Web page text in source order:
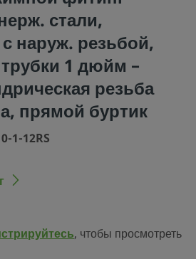
Стандартная инструкция по очистке и
(SC-10)
1 дюйм
Трубный обжимной фитинг
3/4 дюйма
буртик
37020713
стали,
наруж. резьбой,
1 дюйм –
резьба
прямой буртик
1-12RS
, чтобы просмотреть